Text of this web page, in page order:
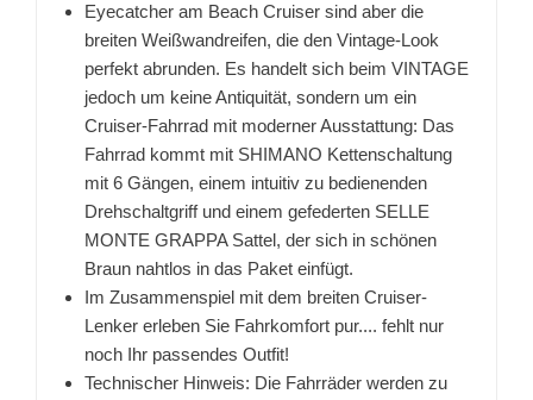
Eyecatcher am Beach Cruiser sind aber die
breiten Weißwandreifen, die den Vintage-Look
perfekt abrunden. Es handelt sich beim VINTAGE
jedoch um keine Antiquität, sondern um ein
Cruiser-Fahrrad mit moderner Ausstattung: Das
Fahrrad kommt mit SHIMANO Kettenschaltung
mit 6 Gängen, einem intuitiv zu bedienenden
Drehschaltgriff und einem gefederten SELLE
MONTE GRAPPA Sattel, der sich in schönen
Braun nahtlos in das Paket einfügt.
Im Zusammenspiel mit dem breiten Cruiser-
Lenker erleben Sie Fahrkomfort pur.... fehlt nur
noch Ihr passendes Outfit!
Technischer Hinweis: Die Fahrräder werden zu